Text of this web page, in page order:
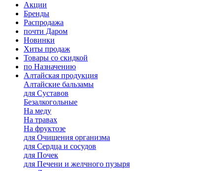
Акции
Бренды
Распродажа
почти Даром
Новинки
Хиты продаж
Товары со скидкой
по Назначению
Алтайская продукция
Алтайские бальзамы
для Суставов
Безалкогольные
На меду
На травах
На фруктозе
для Очищения организма
для Сердца и сосудов
для Почек
для Печени и желчного пузыря